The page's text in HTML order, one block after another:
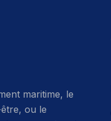
maritime, le
ou le